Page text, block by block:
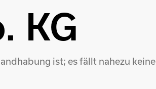
KG
ist; es fällt nahezu keine